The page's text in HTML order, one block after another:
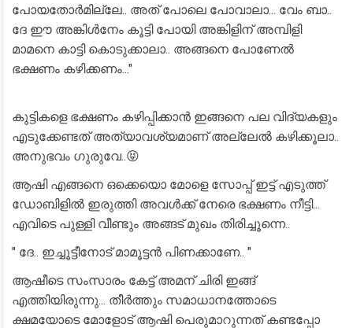
പോയതോർമില്ലേ.. അത് പോലെ പോവാലാ... വേം ബാ..
ദേ ഈ അങ്കിൾനേം കൂട്ടി പോയി അങ്കിളിന് അമ്പിളി
മാമനെ കാട്ടി കൊടുക്കാലാ.. അങ്ങനെ പോണേൽ
ഭക്ഷണം കഴിക്കണം..."
കുട്ടികളെ ഭക്ഷണം കഴിപ്പിക്കാൻ ഇങ്ങനെ പല വിദ്യകളും
എടുക്കേണ്ടത് അത്യാവശ്യമാണ് അല്ലേൽ കഴിക്കൂലാ..
അനുഭവം ഗുരുവേ..😝
ആഷി എങ്ങനെ ഒക്കെയൊ മോളെ സോപ്പ് ഇട്ട് എടുത്ത്
ഡോബിളിൽ ഇരുത്തി അവൾക്ക് നേരെ ഭക്ഷണം നീട്ടി...
എവിടെ പുള്ളി വീണ്ടും അങ്ങട് മുഖം തിരിച്ചൂന്നെ..
" ദേ.. ഇച്ചൂട്ടീനോട് മാമൂട്ടൻ പിണക്കാണേ.. "
ആഷീടെ സംസാരം കേട്ട് അമന് ചിരി ഇങ്ങ്
എത്തിയിരുന്നു... തീർത്തും സമാധാനത്തോടെ
ക്ഷമയോടെ മോളോട് ആഷി പെരുമാറുന്നത് കണ്ടപ്പോ